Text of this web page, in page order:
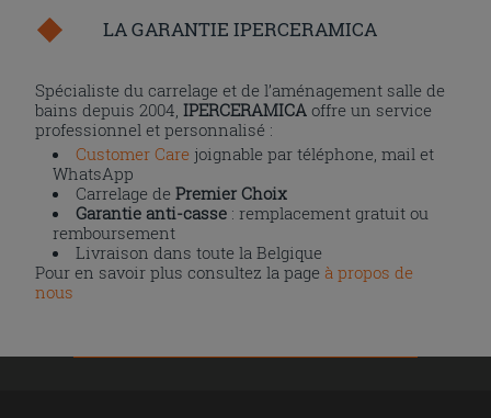
LA GARANTIE IPERCERAMICA
Spécialiste du carrelage et de l’aménagement salle de
bains depuis 2004,IPERCERAMICA offre un service
professionnel et personnalisé :
Customer Care joignable par téléphone, mail et
WhatsApp
Carrelage dePremier Choix
Garantie anti-casse : remplacement gratuit ou
remboursement
Livraison dans toute la Belgique
Pour en savoir plus consultez la page à propos de
nous